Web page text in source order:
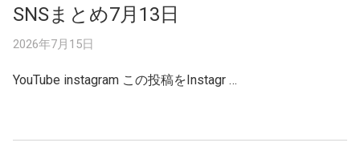
SNSまとめ7月13日
2026年7月15日
YouTube instagram この投稿をInstagr …